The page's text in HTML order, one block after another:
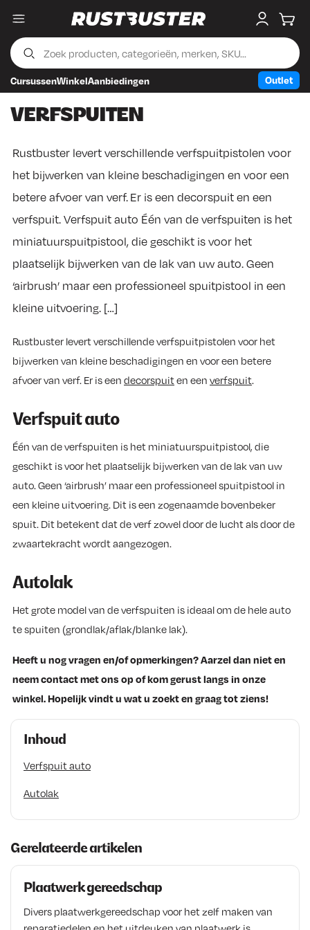
Skip to content
Skip to footer
Menu My
CursussenWinkelAanbiedingen Outlet
VERFSPUITEN
Inhoud
Verfspuit auto
Autolak
Gerelateerde artikelen
Plaatwerk gereedschap
Divers plaatwerkgereedschap voor het zelf maken van
Rustbuster levert verschillende verfspuitpistolen voor
het bijwerken van kleine beschadigingen en voor een
betere afvoer van verf. Er is een decorspuit en een
verfspuit. Verfspuit auto Één van de verfspuiten is het
miniatuurspuitpistool, die geschikt is voor het
plaatselijk bijwerken van de lak van uw auto. Geen
‘airbrush’ maar een professioneel spuitpistool in een
kleine uitvoering. […]
Rustbuster levert verschillende verfspuitpistolen voor het
bijwerken van kleine beschadigingen en voor een betere
afvoer van verf. Er is een decorspuiten een verfspuit.
Verfspuit auto
Één van de verfspuiten is het miniatuurspuitpistool, die
geschikt is voor het plaatselijk bijwerken van de lak van uw
auto. Geen ‘airbrush’ maar een professioneel spuitpistool in
een kleine uitvoering. Dit is een zogenaamde bovenbeker
spuit. Dit betekent dat de verf zowel door de lucht als door de
zwaartekracht wordt aangezogen.
Autolak
Het grote model van de verfspuiten is ideaal om de hele auto
te spuiten (grondlak/aflak/blanke lak).
Heeft u nog vragen en/of opmerkingen? Aarzel dan niet en
neem contact met ons op of kom gerust langs in onze
winkel. Hopelijk vindt u wat u zoekt en graag tot ziens!